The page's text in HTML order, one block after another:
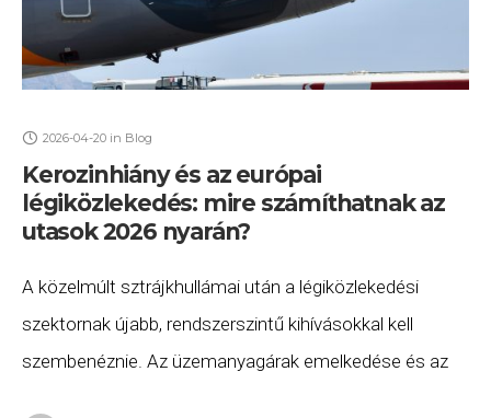
2026-04-20 in Blog
Kerozinhiány és az európai
légiközlekedés: mire számíthatnak az
utasok 2026 nyarán?
A közelmúlt sztrájkhullámai után a légiközlekedési
szektornak újabb, rendszerszintű kihívásokkal kell
szembenéznie. Az üzemanyagárak emelkedése és az